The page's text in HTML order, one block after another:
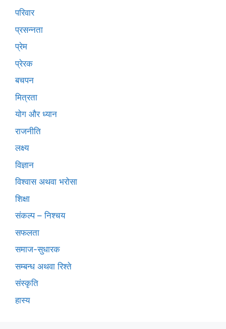
परिवार
प्रसन्नता
प्रेम
प्रेरक
बचपन
मित्रता
योग और ध्यान
राजनीति
लक्ष्य
विज्ञान
विश्वास अथवा भरोसा
शिक्षा
संकल्प – निश्चय
सफलता
समाज-सुधारक
सम्बन्ध अथवा रिश्ते
संस्कृति
हास्य